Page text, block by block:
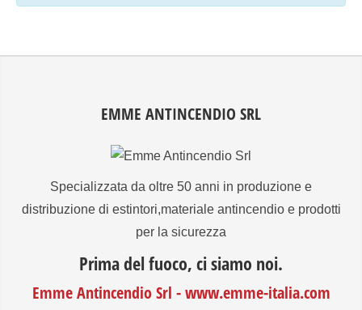
EMME ANTINCENDIO SRL
Specializzata da oltre 50 anni in produzione e
distribuzione di estintori,materiale antincendio e prodotti
per la sicurezza
Prima del fuoco, ci siamo noi.
Emme Antincendio Srl - www.emme-italia.com